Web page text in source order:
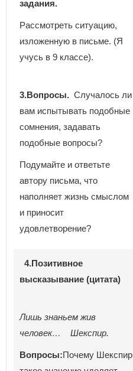
задания.
Рассмотреть ситуацию,
изложенную в письме. (Я
учусь в 9 классе).
3.Вопросы. Случалось ли
вам испытывать подобные
сомнения, задавать
подобные вопросы?
Подумайте и ответьте
автору письма, что
наполняет жизнь смыслом
и приносит
удовлетворение?
4.Позитивное
высказывание (цитата)
Лишь знаньем жив
человек… Шекспир.
Вопросы:Почему Шекспир